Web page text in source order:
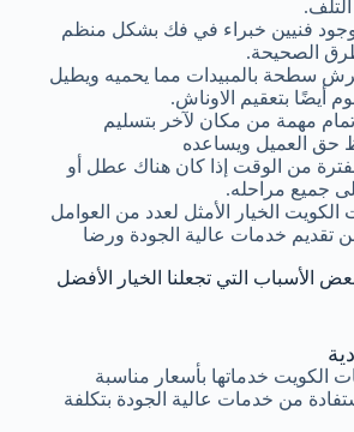
وجود فنيين خبراء في فك بشكل منظم
الصحيحة.
سطحة بالمبيدات مما يحميه ويطيل
أيضًا بتعقيم الاوناش.
مهمة من مكان لآخر بتسليم
حق العميل ويساعده
من الوقت إذا كان هناك عطل أو
جميع مراحله.
الخيار الأمثل لعدد من العوامل
تقديم خدمات عالية الجودة ورضا
الأسباب التي تجعلنا الخيار الأفضل
الكويت خدماتها بأسعار مناسبة
من خدمات عالية الجودة بتكلفة